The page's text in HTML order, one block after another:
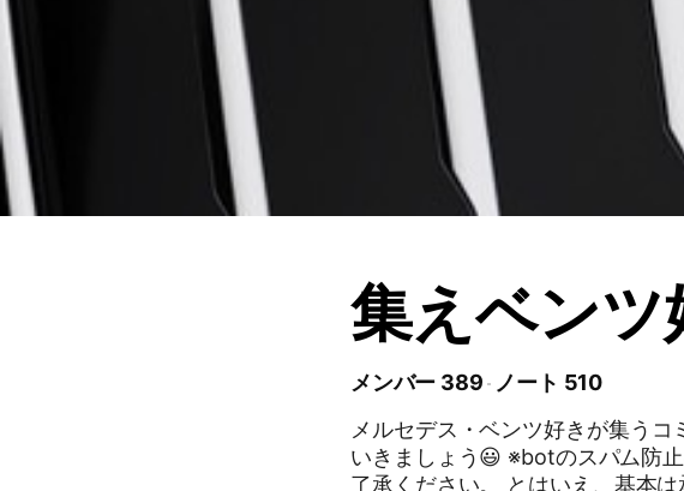
集えベンツ
メンバー 389
ノート 510
メルセデス・ベンツ好きが集う
いきましょう😃 ※botのスパム防止のために承認制にしてますので、ご
了承ください。 とはいえ、基本